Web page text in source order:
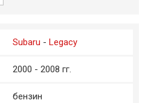
Subaru - Legacy
2000 - 2008 гг.
бензин